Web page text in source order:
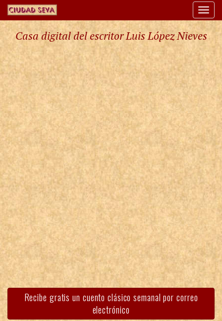
Casa digital del escritor Luis López Nieves
Recibe gratis un cuento clásico semanal por correo
electrónico